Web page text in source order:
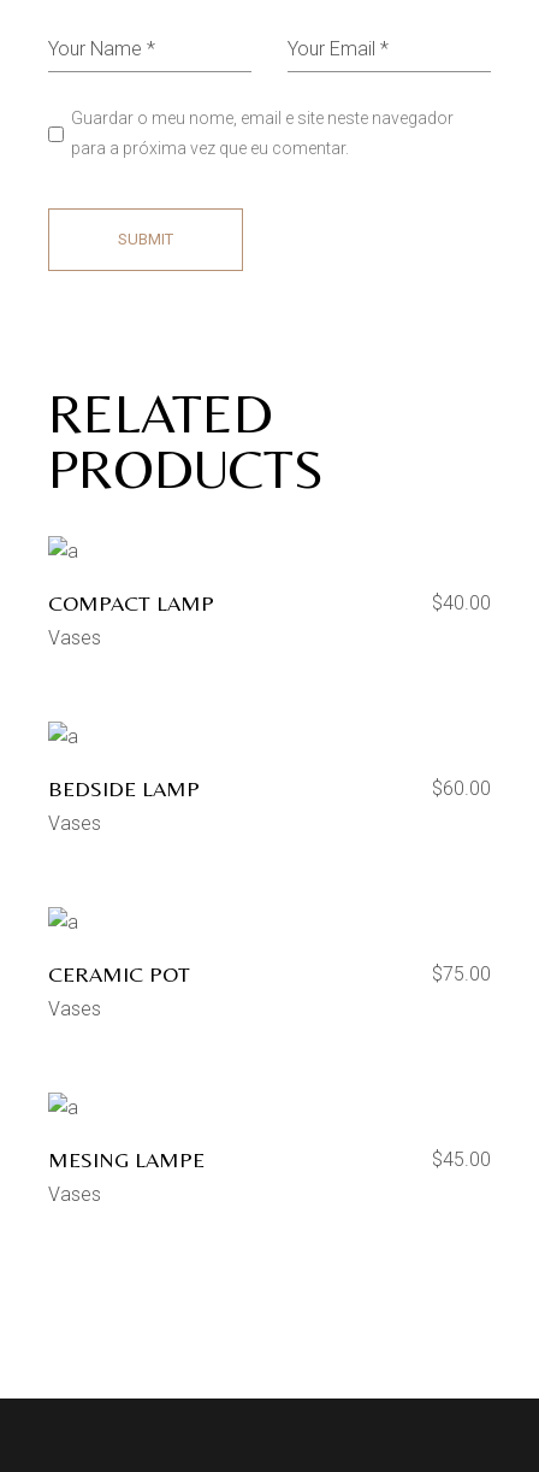
Guardar o meu nome, email e site neste navegador
para a próxima vez que eu comentar.
SUBMIT
RELATED
PRODUCTS
COMPACT LAMP $40.00
Vases
BEDSIDE LAMP $60.00
Vases
CERAMIC POT $75.00
Vases
MESING LAMPE $45.00
Vases